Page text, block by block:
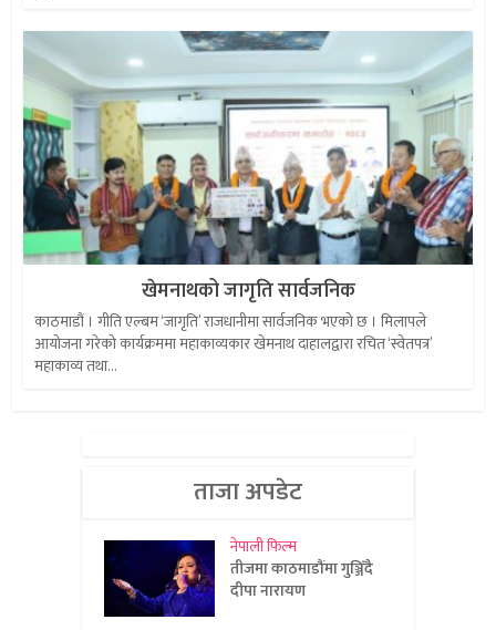
खेमनाथको जागृति सार्वजनिक
काठमाडौं । गीति एल्बम ‘जागृति’ राजधानीमा सार्वजनिक भएको छ । मिलापले
आयोजना गरेको कार्यक्रममा महाकाव्यकार खेमनाथ दाहालद्वारा रचित ‘स्वेतपत्र’
महाकाव्य तथा...
ताजा अपडेट
नेपाली फिल्म
तीजमा काठमाडौंमा गुञ्जिँदै
दीपा नारायण